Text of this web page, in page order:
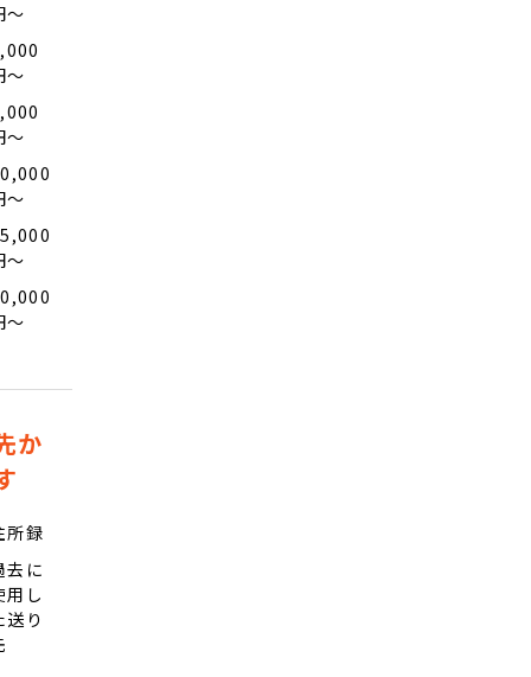
〜
〜
〜
〜
〜
〜
か
所録
去に
用し
送り